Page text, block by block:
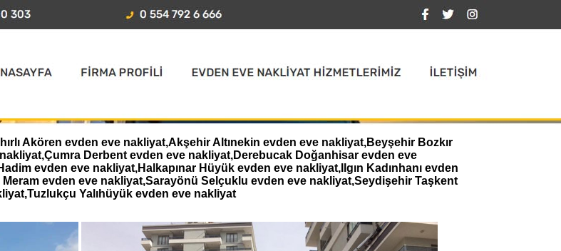
Akören evden eve nakliyat,Akşehir Altınekin evden eve nakliyat,Beyşehir Bozkır
Derbent evden eve nakliyat,Derebucak Doğanhisar evden eve
evden eve nakliyat,Halkapınar Hüyük evden eve nakliyat,Ilgın Kadınhanı evden
evden eve nakliyat,Sarayönü Selçuklu evden eve nakliyat,Seydişehir Taşkent
Yalıhüyük evden eve nakliyat